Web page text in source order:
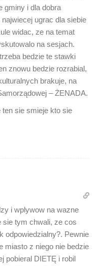
gminy i dla dobra
ugrac dla siebie
widac, ze na temat
na sesjach.
bedzie te stawki
znowu bedzie rozrabial,
brakuje, na
– ŻENADA.
ten sie smieje kto sie
i wplywow na wazne
tym chwali, ze cos
odpowiedzialny?. Pewnie
miasto z niego nie bedzie
pobieral DIETĘ i robil